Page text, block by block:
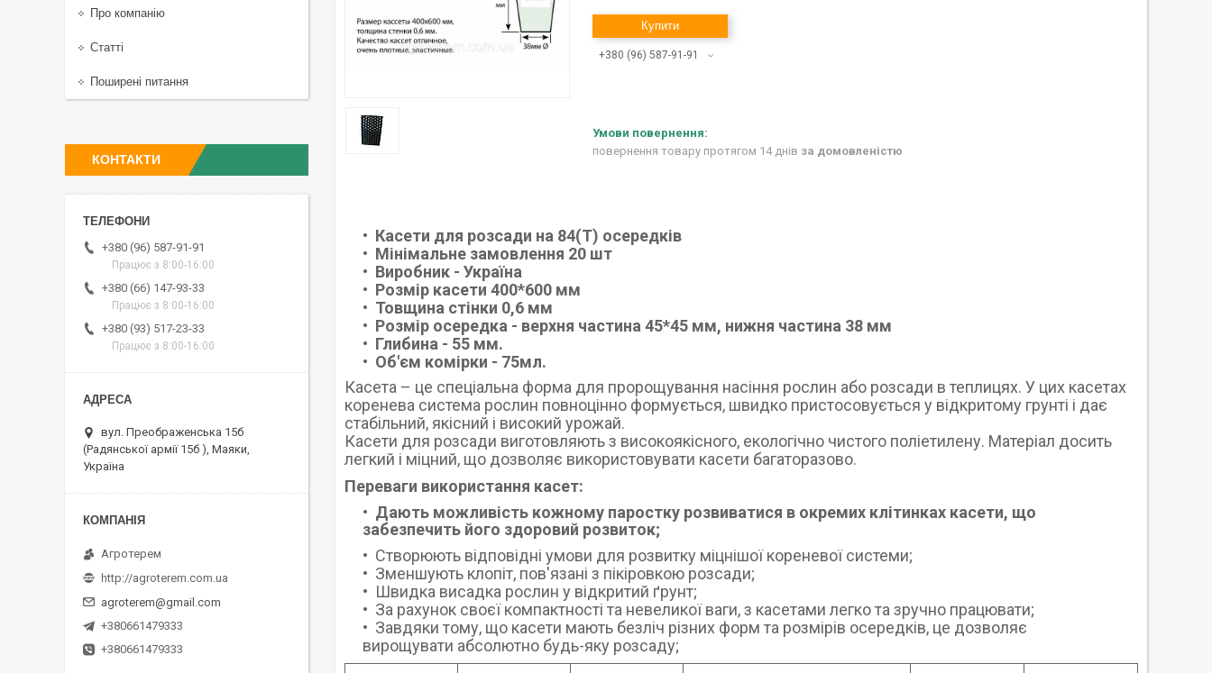
Купити
+380 (96) 587-91-91
повернення товару протягом 14 днів за домовленістю
Касети для розсади на 84(Т) осередків
Мінімальне замовлення 20 шт
Виробник - Україна
Розмір касети 400*600 мм
Товщина стінки 0,6 мм
Розмір осередка - верхня частина 45*45 мм, нижня частина 38 мм
Глибина - 55 мм.
Об'єм комірки - 75мл.
Касета – це спеціальна форма для пророщування насіння рослин або розсади в теплицях. У цих касетах
коренева система рослин повноцінно формується, швидко пристосовується у відкритому грунті і дає
стабільний, якісний і високий урожай.
Касети для розсади виготовляють з високоякісного, екологічно чистого поліетилену. Матеріал досить
легкий і міцний, що дозволяє використовувати касети багаторазово.
Переваги використання касет:
Дають можливість кожному паростку розвиватися в окремих клітинках касети, що
забезпечить його здоровий розвиток;
Створюють відповідні умови для розвитку міцнішої кореневої системи;
Зменшують клопіт, пов'язані з пікіровкою розсади;
Швидка висадка рослин у відкритий ґрунт;
За рахунок своєї компактності та невеликої ваги, з касетами легко та зручно працювати;
Завдяки тому, що касети мають безліч різних форм та розмірів осередків, це дозволяє
вирощувати абсолютно будь-яку розсаду;
Про компанію
Статті
Поширені питання
КОНТАКТИ
+380 (96) 587-91-91
Працює з 8:00-16:00
+380 (66) 147-93-33
Працює з 8:00-16:00
+380 (93) 517-23-33
Працює з 8:00-16:00
вул. Преображенська 15б
(Радянської армії 15б ), Маяки,
Україна
Агротерем
http://agroterem.com.ua
agroterem@gmail.com
+380661479333
+380661479333